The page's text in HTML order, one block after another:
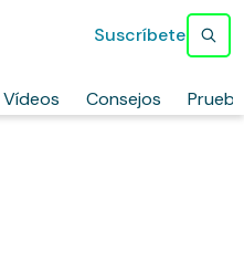
Vídeos Consejos
Suscríbete